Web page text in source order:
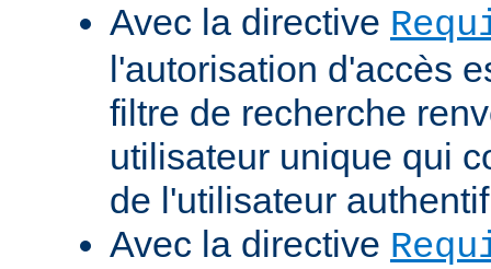
Avec la directive
l'autorisation d'accès
filtre de recherche
utilisateur unique qui
de l'utilisateur
Avec la directive